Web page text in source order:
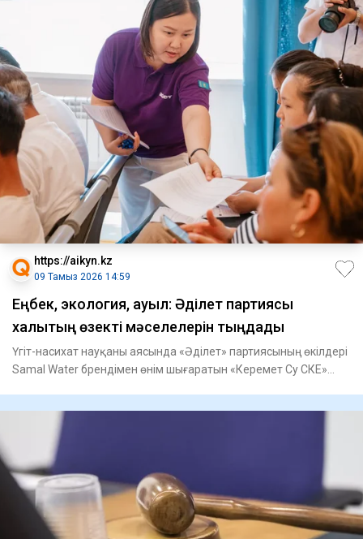
https://aikyn.kz
09 Тамыз 2026 14:59
Еңбек, экология, ауыл: Әділет партиясы
халықтың өзекті мәселелерін тыңдады
Үгіт-насихат науқаны аясында «Әділет» партиясының өкілдері
Samal Water брендімен өнім шығаратын «Керемет Су СКЕ»